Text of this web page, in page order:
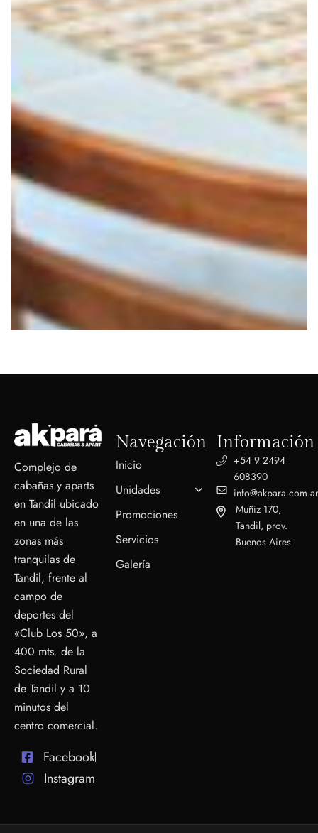
Complejo de
cabañas y aparts
en Tandil ubicado
en una de las
zonas más
tranquilas de
Tandil, frente al
campo de
deportes del
«Club Los 50», a
400 mts. de la
Sociedad Rural
de Tandil y a 10
minutos del
centro comercial.
Facebook
Instagram
Navegación
Inicio
Unidades
Promociones
Servicios
Galería
Información
+54 9 2494
608390
Muñiz 170,
Tandil, prov.
Buenos Aires